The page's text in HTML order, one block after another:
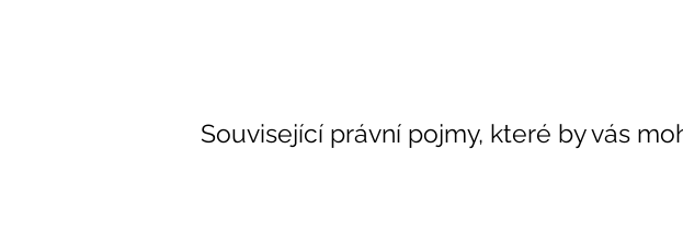
Související právní pojmy, které by vás